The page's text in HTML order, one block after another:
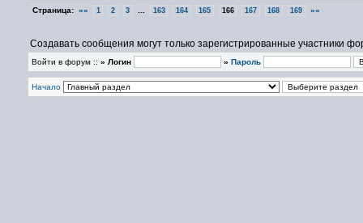
Страница: «« 1 2 3 163 164 165 166 167 168 169 »»
Создавать сообщения могут только зарегистрированные участники
Войти в форум :: » Логин » Пароль
Начало